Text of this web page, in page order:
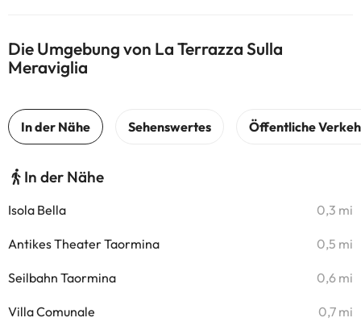
Die Umgebung von La Terrazza Sulla
Meraviglia
In der Nähe
Isola Bella 0,3 mi
Antikes Theater Taormina 0,5 mi
Seilbahn Taormina 0,6 mi
Villa Comunale 0,7 mi